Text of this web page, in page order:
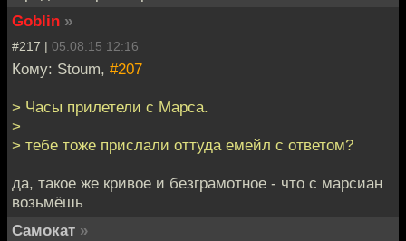
Goblin »
#217 | 05.08.15 12:16
Кому: Stoum, #207
> Часы прилетели с Марса.
>
> тебе тоже прислали оттуда емейл с ответом?
да, такое же кривое и безграмотное - что с марсиан
возьмёшь
Самокат »